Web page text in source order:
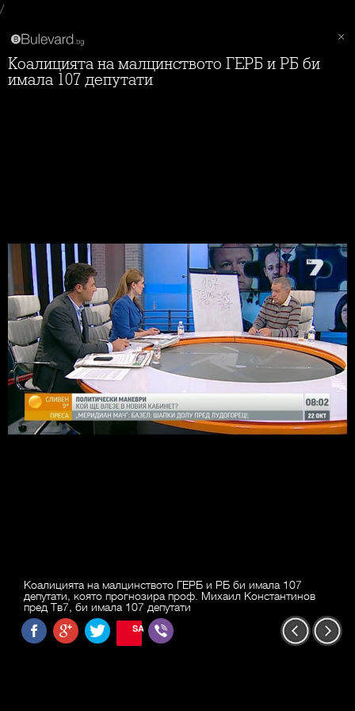
/
Коалицията на малцинството ГЕРБ и РБ би
имала 107 депутати
Коалицията на малцинството ГЕРБ и РБ би имала 107
депутати, която прогнозира проф. Михаил Константинов
пред Тв7, би имала 107 депутати
SAVE